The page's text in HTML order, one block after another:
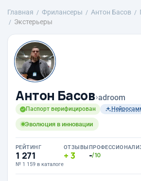
Главная Фрилансеры Антон Басов
Экстерьеры
Антон Басов›adroom
Паспорт верифицирован
Эволюция в инновации
РЕЙТИНГ
1 271
№ 1 159 в каталоге
ОТЗЫВЫ
3 -/10